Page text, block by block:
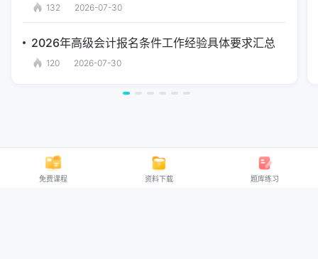
132 2026-07-30
2026年高级会计报名条件工作经验具体要求汇总
120 2026-07-30
免费课程 资料下载 题库练习